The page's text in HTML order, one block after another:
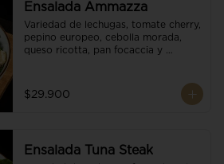
Ensalada Ammazza
Variedad de lechugas, tomate cherry,
pepino europeo, cebolla morada,
queso ricotta, pan focaccia y
$29.900
Ensalada Tuna Steak